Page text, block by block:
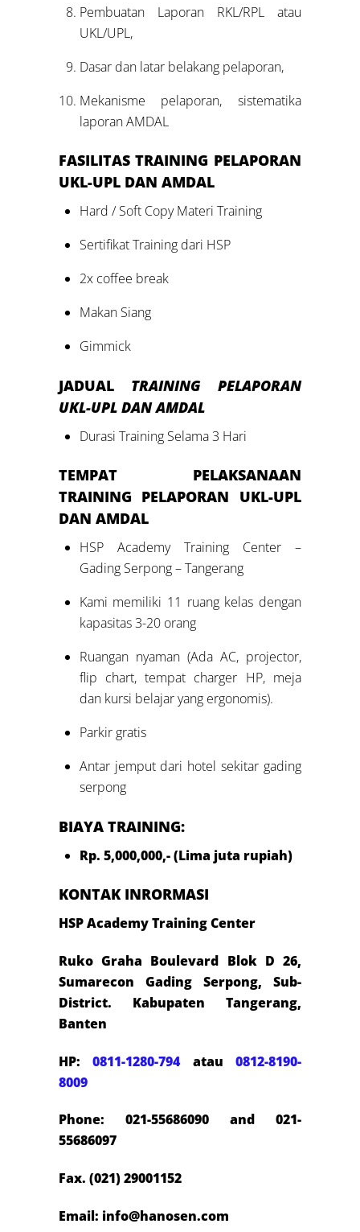
Pembuatan Laporan RKL/RPL atau
UKL/UPL,
Dasar dan latar belakang pelaporan,
Mekanisme pelaporan, sistematika
laporan AMDAL
FASILITAS TRAINING PELAPORAN
UKL-UPL DAN AMDAL
Hard / Soft Copy Materi Training
Sertifikat Training dari HSP
2x coffee break
Makan Siang
Gimmick
JADUAL TRAINING PELAPORAN
UKL-UPL DAN AMDAL
Durasi Training Selama 3 Hari
TEMPAT PELAKSANAAN
TRAINING PELAPORAN UKL-UPL
DAN AMDAL
HSP Academy Training Center –
Gading Serpong – Tangerang
Kami memiliki 11 ruang kelas dengan
kapasitas 3-20 orang
Ruangan nyaman (Ada AC, projector,
flip chart, tempat charger HP, meja
dan kursi belajar yang ergonomis).
Parkir gratis
Antar jemput dari hotel sekitar gading
serpong
BIAYA TRAINING:
Rp. 5,000,000,- (Lima juta rupiah)
KONTAK INRORMASI
HSP Academy Training Center
Ruko Graha Boulevard Blok D 26,
Sumarecon Gading Serpong, Sub-
District. Kabupaten Tangerang,
Banten
HP:0811-1280-794atau 0812-8190-
8009
Phone: 021-55686090 and 021-
55686097
Fax. (021) 29001152
Email: info@hanosen.com